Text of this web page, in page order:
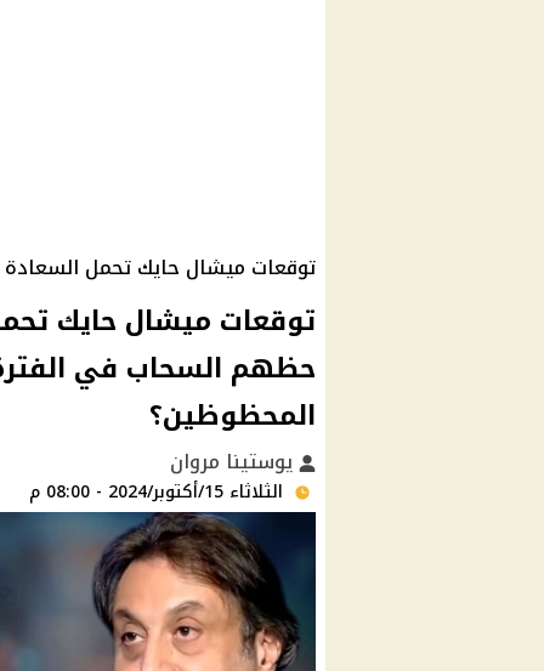
توقعات ميشال حايك تحمل السعادة لـ 4
حظهم السحاب في
المحظوظين؟
يوستينا مروان
الثلاثاء 15/أكتوبر/2024 - 08:00 م